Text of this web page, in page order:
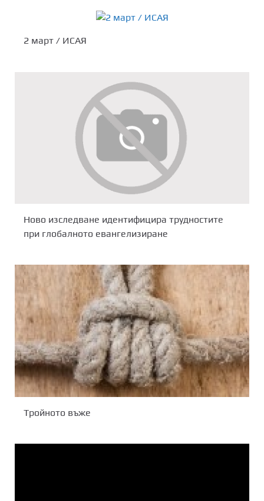
2 март / ИСАЯ
Ново изследване идентифицира трудностите
при глобалното евангелизиране
Тройното въже